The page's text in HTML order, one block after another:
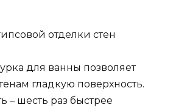
отделки стен
для ванны позволяет
гладкую поверхность.
– шесть раз быстрее